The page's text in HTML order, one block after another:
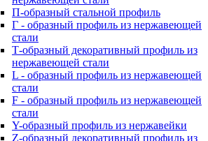
П-образный стальной профиль
Г - образный профиль из нержавеющей
стали
Т-образный декоративный профиль из
нержавеющей стали
L - образный профиль из нержавеющей
стали
F - образный профиль из нержавеющей
стали
Y-образный профиль из нержавейки
Z-образный декоративный профиль из